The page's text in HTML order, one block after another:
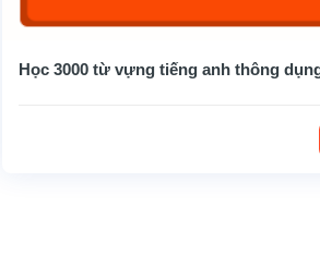
Học 3000 từ vựng tiếng anh thông